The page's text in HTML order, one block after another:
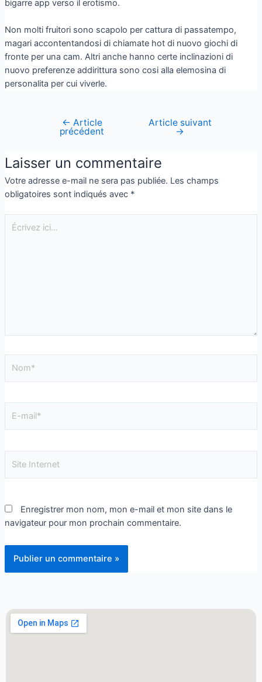
bigarre app verso il erotismo.
Non molti fruitori sono scapolo per cattura di passatempo,
magari accontentandosi di chiamate hot di nuovo giochi di
fronte per una cam. Altri anche hanno certe inclinazioni di
nuovo preferenze addirittura sono cosi alla elemosina di
personalita per cui viverle.
← Article
précédent
Article suivant
→
Laisser un commentaire
Votre adresse e-mail ne sera pas publiée. Les champs
obligatoires sont indiqués avec *
Enregistrer mon nom, mon e-mail et mon site dans le
navigateur pour mon prochain commentaire.